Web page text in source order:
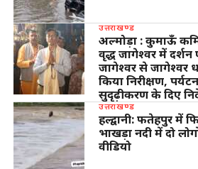
उत्तराखण्ड
अल्मोड़ा : कुमाऊँ
वृद्ध जागेश्वर में दर्शन
जागेश्वर से जागेश्वर
किया निरीक्षण,
सुदृढ़ीकरण के दिए
उत्तराखण्ड
हल्द्वानी: फतेहपुर में
भाखड़ा नदी में दो
वीडियो